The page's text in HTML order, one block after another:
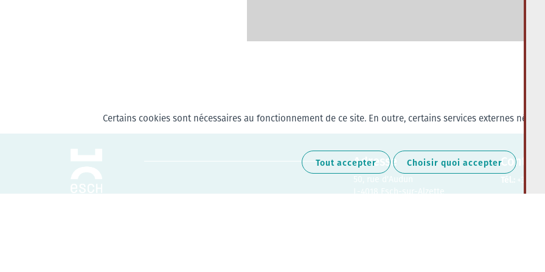
Adresse
50, rue d'Audun
L-4018 Esch-sur-Alzette
Contact
Tél.: +352
Certains cookies sont nécessaires au fonctionnement de ce site. En outre, certains services externes
Tout accepter Choisir quoi accepter